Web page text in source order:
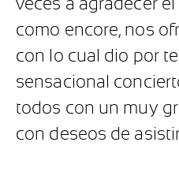
como encore, nos
con lo cual dio por
sensacional
todos con un muy
con deseos de